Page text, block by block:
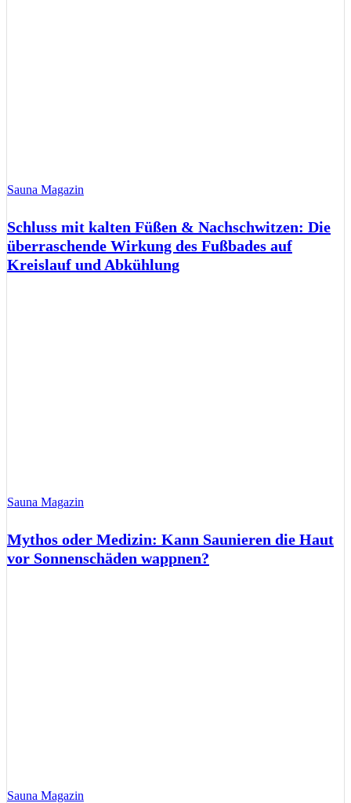
Sauna Magazin
Schluss mit kalten Füßen & Nachschwitzen: Die
überraschende Wirkung des Fußbades auf
Kreislauf und Abkühlung
Sauna Magazin
Mythos oder Medizin: Kann Saunieren die Haut
vor Sonnenschäden wappnen?
Sauna Magazin